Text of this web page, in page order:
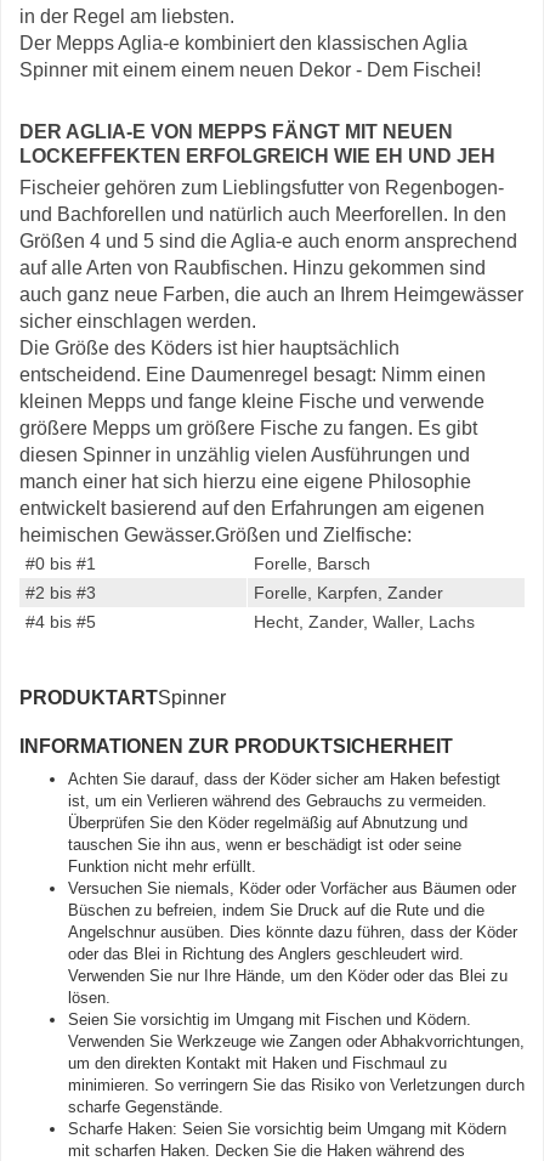
in der Regel am liebsten.
Der Mepps Aglia-e kombiniert den klassischen Aglia
Spinner mit einem einem neuen Dekor - Dem Fischei!
DER AGLIA-E VON MEPPS FÄNGT MIT NEUEN
LOCKEFFEKTEN ERFOLGREICH WIE EH UND JEH
Fischeier gehören zum Lieblingsfutter von Regenbogen-
und Bachforellen und natürlich auch Meerforellen. In den
Größen 4 und 5 sind die Aglia-e auch enorm ansprechend
auf alle Arten von Raubfischen. Hinzu gekommen sind
auch ganz neue Farben, die auch an Ihrem Heimgewässer
sicher einschlagen werden.
Die Größe des Köders ist hier hauptsächlich
entscheidend. Eine Daumenregel besagt: Nimm einen
kleinen Mepps und fange kleine Fische und verwende
größere Mepps um größere Fische zu fangen. Es gibt
diesen Spinner in unzählig vielen Ausführungen und
manch einer hat sich hierzu eine eigene Philosophie
entwickelt basierend auf den Erfahrungen am eigenen
heimischen Gewässer.Größen und Zielfische:
#0 bis #1
Forelle, Barsch
#2 bis #3
Forelle, Karpfen, Zander
#4 bis #5
Hecht, Zander, Waller, Lachs
PRODUKTARTSpinner
INFORMATIONEN ZUR PRODUKTSICHERHEIT
Achten Sie darauf, dass der Köder sicher am Haken befestigt
ist, um ein Verlieren während des Gebrauchs zu vermeiden.
Überprüfen Sie den Köder regelmäßig auf Abnutzung und
tauschen Sie ihn aus, wenn er beschädigt ist oder seine
Funktion nicht mehr erfüllt.
Versuchen Sie niemals, Köder oder Vorfächer aus Bäumen oder
Büschen zu befreien, indem Sie Druck auf die Rute und die
Angelschnur ausüben. Dies könnte dazu führen, dass der Köder
oder das Blei in Richtung des Anglers geschleudert wird.
Verwenden Sie nur Ihre Hände, um den Köder oder das Blei zu
lösen.
Seien Sie vorsichtig im Umgang mit Fischen und Ködern.
Verwenden Sie Werkzeuge wie Zangen oder Abhakvorrichtungen,
um den direkten Kontakt mit Haken und Fischmaul zu
minimieren. So verringern Sie das Risiko von Verletzungen durch
scharfe Gegenstände.
Scharfe Haken: Seien Sie vorsichtig beim Umgang mit Ködern
mit scharfen Haken. Decken Sie die Haken während des